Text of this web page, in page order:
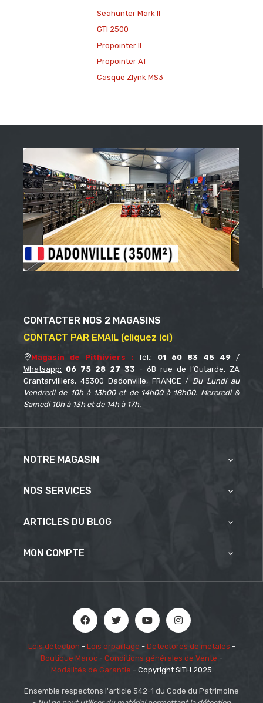
Seahunter Mark II
GTI 2500
Propointer II
Propointer AT
Casque Zlynk MS3
CONTACTER NOS 2 MAGASINS
CONTACT PAR EMAIL (cliquez ici)
Magasin de Pithiviers : Tél.: 01 60 83 45 49 /
Whatsapp: 06 75 28 27 33 - 6B rue de l’Outarde, ZA
Grantarvilliers, 45300 Dadonville, FRANCE / Du Lundi au
Vendredi de 10h à 13h00 et de 14h00 à 18h00. Mercredi &
Samedi 10h à 13h et de 14h à 17h.
NOTRE MAGASIN 
NOS SERVICES 
ARTICLES DU BLOG 
MON COMPTE 
Lois détection - Lois orpaillage - Detectores de metales -
Boutique Maroc - Conditions générales de Vente -
Modalités de Garantie - Copyright SITH 2025
Ensemble respectons l'article 542-1 du Code du Patrimoine